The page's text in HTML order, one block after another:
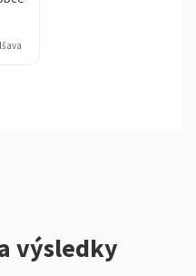
výsledky